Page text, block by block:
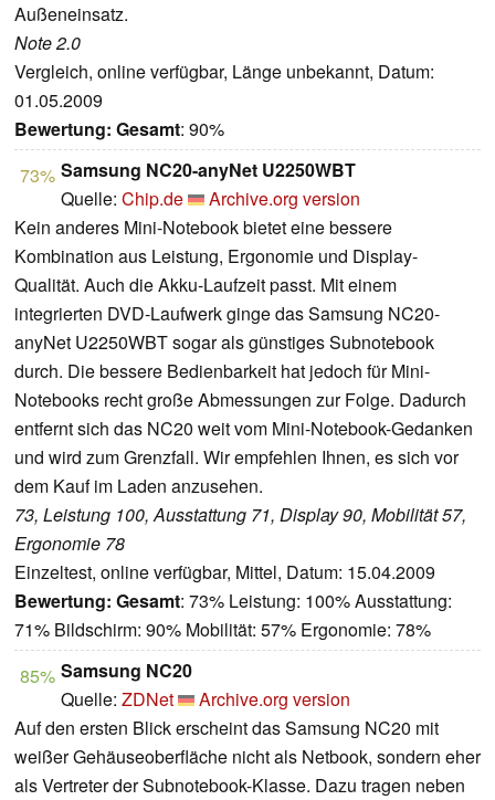
Außeneinsatz.
Note 2.0
Vergleich, online verfügbar, Länge unbekannt, Datum:
01.05.2009
Bewertung: Gesamt: 90%
73% Samsung NC20-anyNet U2250WBT
Quelle: Chip.de
Archive.org version
Kein anderes Mini-Notebook bietet eine bessere
Kombination aus Leistung, Ergonomie und Display-
Qualität. Auch die Akku-Laufzeit passt. Mit einem
integrierten DVD-Laufwerk ginge das Samsung NC20-
anyNet U2250WBT sogar als günstiges Subnotebook
durch. Die bessere Bedienbarkeit hat jedoch für Mini-
Notebooks recht große Abmessungen zur Folge. Dadurch
entfernt sich das NC20 weit vom Mini-Notebook-Gedanken
und wird zum Grenzfall. Wir empfehlen Ihnen, es sich vor
dem Kauf im Laden anzusehen.
73, Leistung 100, Ausstattung 71, Display 90, Mobilität 57,
Ergonomie 78
Einzeltest, online verfügbar, Mittel, Datum: 15.04.2009
Bewertung: Gesamt: 73% Leistung: 100% Ausstattung:
71% Bildschirm: 90% Mobilität: 57% Ergonomie: 78%
85% Samsung NC20
Quelle: ZDNet
Archive.org version
Auf den ersten Blick erscheint das Samsung NC20 mit
weißer Gehäuseoberfläche nicht als Netbook, sondern eher
als Vertreter der Subnotebook-Klasse. Dazu tragen neben